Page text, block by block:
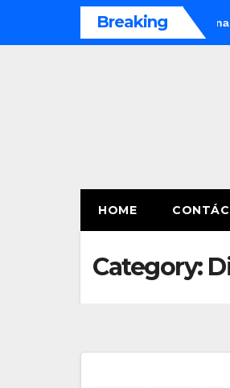
Breaking
en la Copa América Femenina y
HOME
Category: